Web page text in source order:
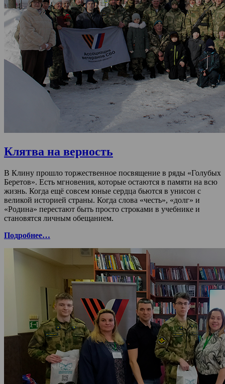
Клятва на верность
В Клину прошло торжественное посвящение в ряды «Голубых
Беретов». Есть мгновения, которые остаются в памяти на всю
жизнь. Когда ещё совсем юные сердца бьются в унисон с
великой историей страны. Когда слова «честь», «долг» и
«Родина» перестают быть просто строками в учебнике и
становятся личным обещанием.
Подробнее…